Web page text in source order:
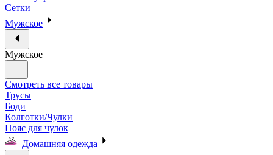
Сетки
Мужское
Мужское
Смотреть все товары
Трусы
Боди
Колготки/Чулки
Пояс для чулок
Домашняя одежда